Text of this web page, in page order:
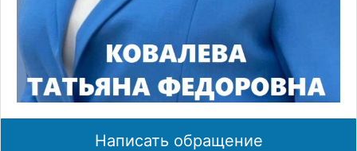
Написать обращение